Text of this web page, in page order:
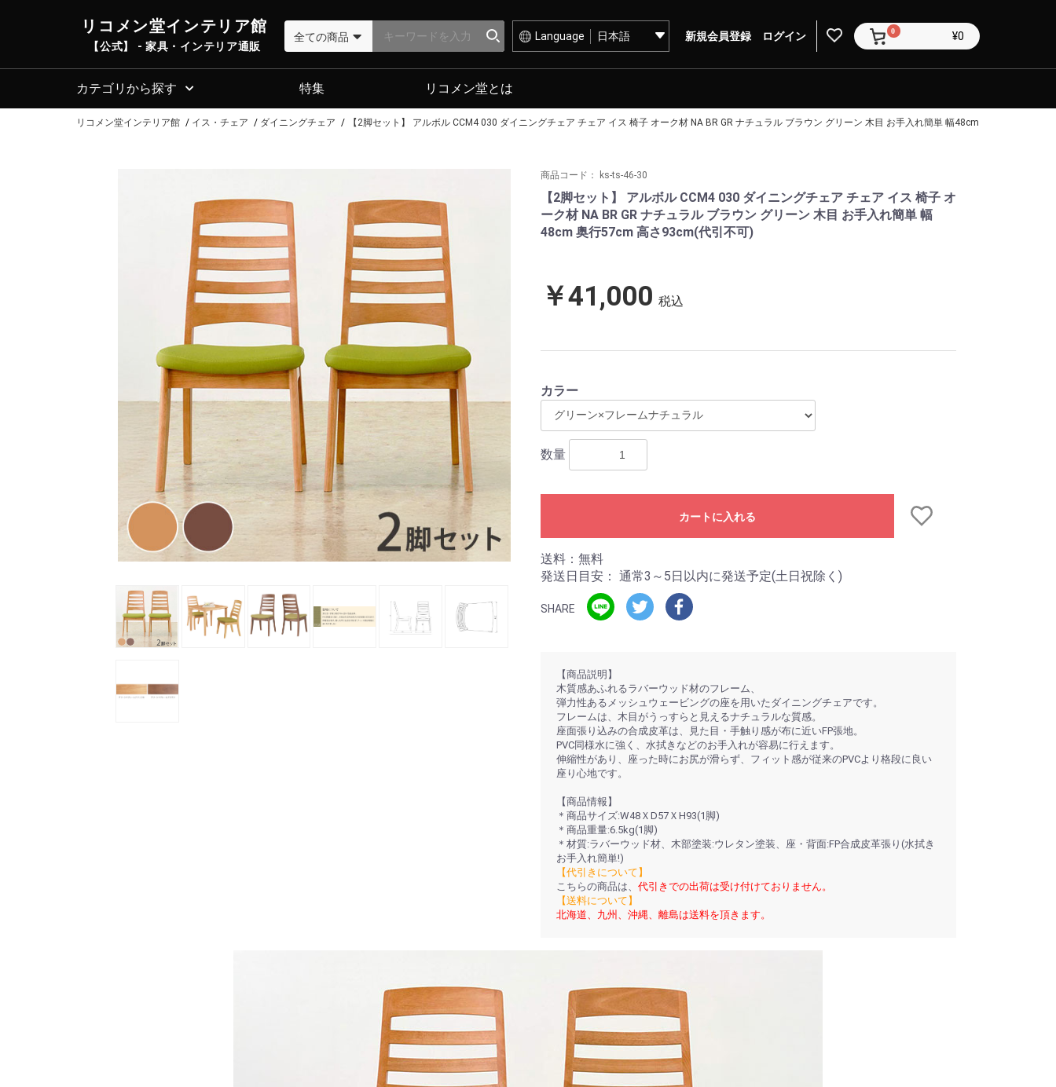
リコメン堂インテリア館
【公式】 - 家具・インテリア通販
Language 新規会員登録 ログイン 0 ¥0
カテゴリから探す 特集 リコメン堂とは
リコメン堂インテリア館 イス・チェア ダイニングチェア 【2脚セット】 アルボル CCM4 030 ダイニングチェア チェア イス 椅子 オーク材 NA BR GR ナチュラル ブラウン グリーン 木目 お手入れ簡単 幅48cm 奥行57cm 高さ
商品コード： ks-ts-46-30
【2脚セット】 アルボル CCM4 030 ダイニングチェア チェア イス 椅子 オ
ーク材 NA BR GR ナチュラル ブラウン グリーン 木目 お手入れ簡単 幅
48cm 奥行57cm 高さ93cm(代引不可)
￥41,000 税込
カラー
数量
カートに入れる
送料：無料
発送日目安： 通常3～5日以内に発送予定(土日祝除く)
SHARE
【商品説明】
木質感あふれるラバーウッド材のフレーム、
弾力性あるメッシュウェービングの座を用いたダイニングチェアです。
フレームは、木目がうっすらと見えるナチュラルな質感。
座面張り込みの合成皮革は、見た目・手触り感が布に近いFP張地。
PVC同様水に強く、水拭きなどのお手入れが容易に行えます。
伸縮性があり、座った時にお尻が滑らず、フィット感が従来のPVCより格段に良い
座り心地です。
【商品情報】
＊商品サイズ:W48ＸD57ＸH93(1脚)
＊商品重量:6.5kg(1脚)
＊材質:ラバーウッド材、木部塗装:ウレタン塗装、座・背面:FP合成皮革張り(水拭き
お手入れ簡単!)
【代引きについて】
こちらの商品は、 代引きでの出荷は受け付けておりません。
【送料について】
北海道、九州、沖縄、離島は送料を頂きます。